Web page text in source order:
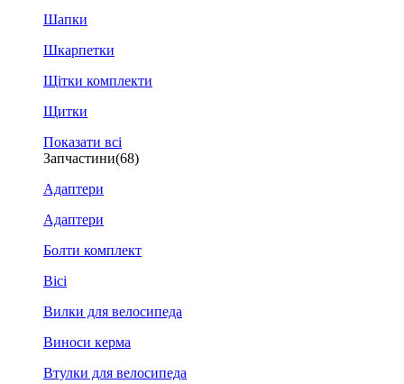
Шапки
Шкарпетки
Щітки комплекти
Щитки
Показати всі
Запчастини(68)
Адаптери
Адаптери
Болти комплект
Вісі
Вилки для велосипеда
Виноси керма
Втулки для велосипеда